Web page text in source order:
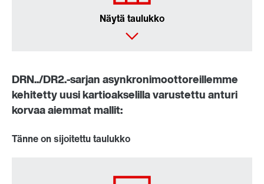
Näytä taulukko
DRN../DR2.-sarjan asynkronimoottoreillemme
kehitetty uusi kartioakselilla varustettu anturi
korvaa aiemmat mallit:
Tänne on sijoitettu taulukko